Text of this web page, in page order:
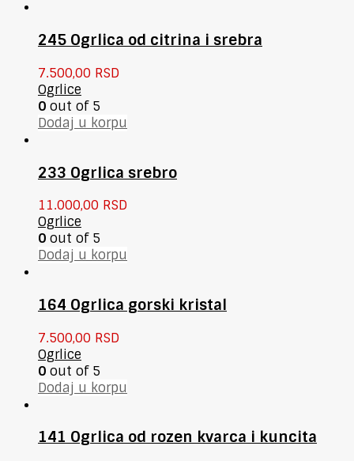
245 Ogrlica od citrina i srebra
7.500,00 RSD
Ogrlice
0 out of 5
Dodaj u korpu
233 Ogrlica srebro
11.000,00 RSD
Ogrlice
0 out of 5
Dodaj u korpu
164 Ogrlica gorski kristal
7.500,00 RSD
Ogrlice
0 out of 5
Dodaj u korpu
141 Ogrlica od rozen kvarca i kuncita